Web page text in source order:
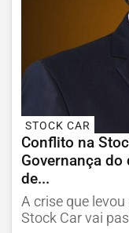
STOCK CAR
Conflito na
Governança
de...
A crise que
Stock Car vai